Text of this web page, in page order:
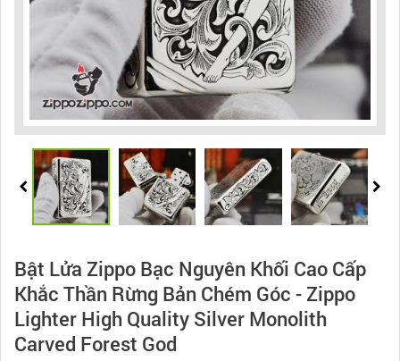
Bật Lửa Zippo Bạc Nguyên Khối Cao Cấp
Khắc Thần Rừng Bản Chém Góc - Zippo
Lighter High Quality Silver Monolith
Carved Forest God